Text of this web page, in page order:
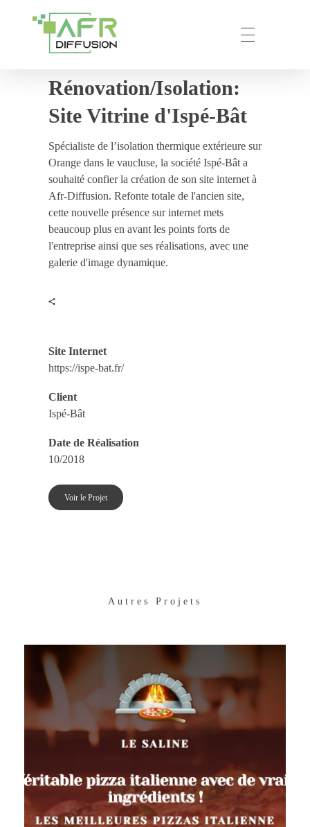
AFR – DIFFUSION
Rénovation/Isolation:
Site Vitrine d'Ispé-Bât
Spécialiste de l’isolation thermique extérieure sur
Orange dans le vaucluse, la société Ispé-Bât a
souhaité confier la création de son site internet à
Afr-Diffusion. Refonte totale de l'ancien site,
cette nouvelle présence sur internet mets
beaucoup plus en avant les points forts de
l'entreprise ainsi que ses réalisations, avec une
galerie d'image dynamique.
Site Internet
https://ispe-bat.fr/
Client
Ispé-Bât
Date de Réalisation
10/2018
Voir le Projet
Autres Projets